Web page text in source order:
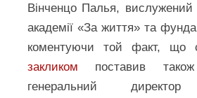
Вінченцо Палья, вислужений
академії «За життя» та
коментуючи той факт, що
закликом поставив
генеральний директор